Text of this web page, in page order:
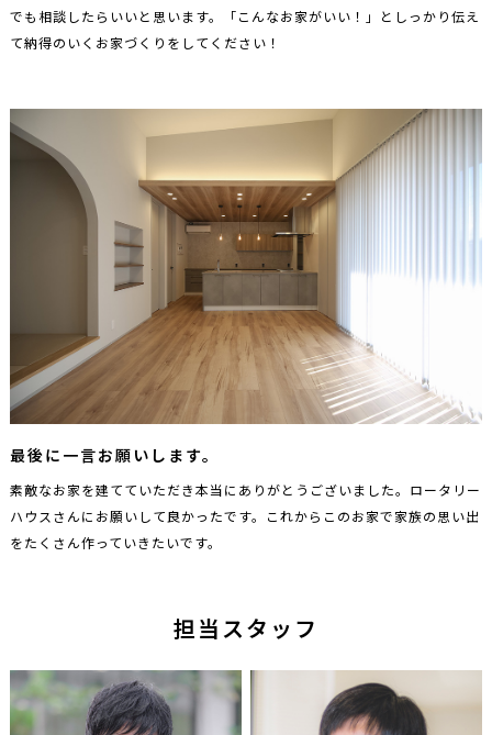
でも相談したらいいと思います。「こんなお家がいい！」としっかり伝え
て納得のいくお家づくりをしてください！
最後に一言お願いします。
素敵なお家を建てていただき本当にありがとうございました。ロータリー
ハウスさんにお願いして良かったです。これからこのお家で家族の思い出
をたくさん作っていきたいです。
担当スタッフ